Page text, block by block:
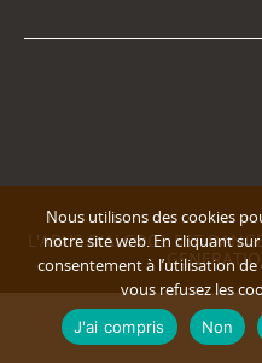
L'ABUS D'ALCOOL EST
Nous utilisons des cookies
notre site web. En cliquant
consentement à l’utilisation
vous refusez les
J'ai compris Non